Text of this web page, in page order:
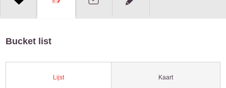
Bucket list
Lijst Kaart